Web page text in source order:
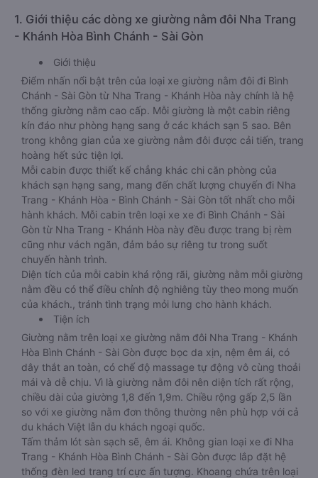
1. Giới thiệu các dòng xe giường nằm đôi Nha Trang
- Khánh Hòa Bình Chánh - Sài Gòn
Giới thiệu
Điểm nhấn nổi bật trên của loại xe giường nằm đôi đi Bình
Chánh - Sài Gòn từ Nha Trang - Khánh Hòa này chính là hệ
thống giường nằm cao cấp. Mỗi giường là một cabin riêng
kín đáo như phòng hạng sang ở các khách sạn 5 sao. Bên
trong không gian của xe giường nằm đôi được cải tiến, trang
hoàng hết sức tiện lợi.
Mỗi cabin được thiết kế chẳng khác chi căn phòng của
khách sạn hạng sang, mang đến chất lượng chuyến đi Nha
Trang - Khánh Hòa - Bình Chánh - Sài Gòn tốt nhất cho mỗi
hành khách. Mỗi cabin trên loại xe xe đi Bình Chánh - Sài
Gòn từ Nha Trang - Khánh Hòa này đều được trang bị rèm
cũng như vách ngăn, đảm bảo sự riêng tư trong suốt
chuyến hành trình.
Diện tích của mỗi cabin khá rộng rãi, giường nằm mỗi giường
nằm đều có thể điều chỉnh độ nghiêng tùy theo mong muốn
của khách., tránh tình trạng mỏi lưng cho hành khách.
Tiện ích
Giường nằm trên loại xe giường nằm đôi Nha Trang - Khánh
Hòa Bình Chánh - Sài Gòn được bọc da xịn, nệm êm ái, có
dây thắt an toàn, có chế độ massage tự động vô cùng thoải
mái và dễ chịu. Vì là giường nằm đôi nên diện tích rất rộng,
chiều dài của giường 1,8 đến 1,9m. Chiều rộng gấp 2,5 lần
so với xe giường nằm đơn thông thường nên phù hợp với cả
du khách Việt lẫn du khách ngoại quốc.
Tấm thảm lót sàn sạch sẽ, êm ái. Không gian loại xe đi Nha
Trang - Khánh Hòa Bình Chánh - Sài Gòn được lắp đặt hệ
thống đèn led trang trí cực ấn tượng. Khoang chứa trên loại